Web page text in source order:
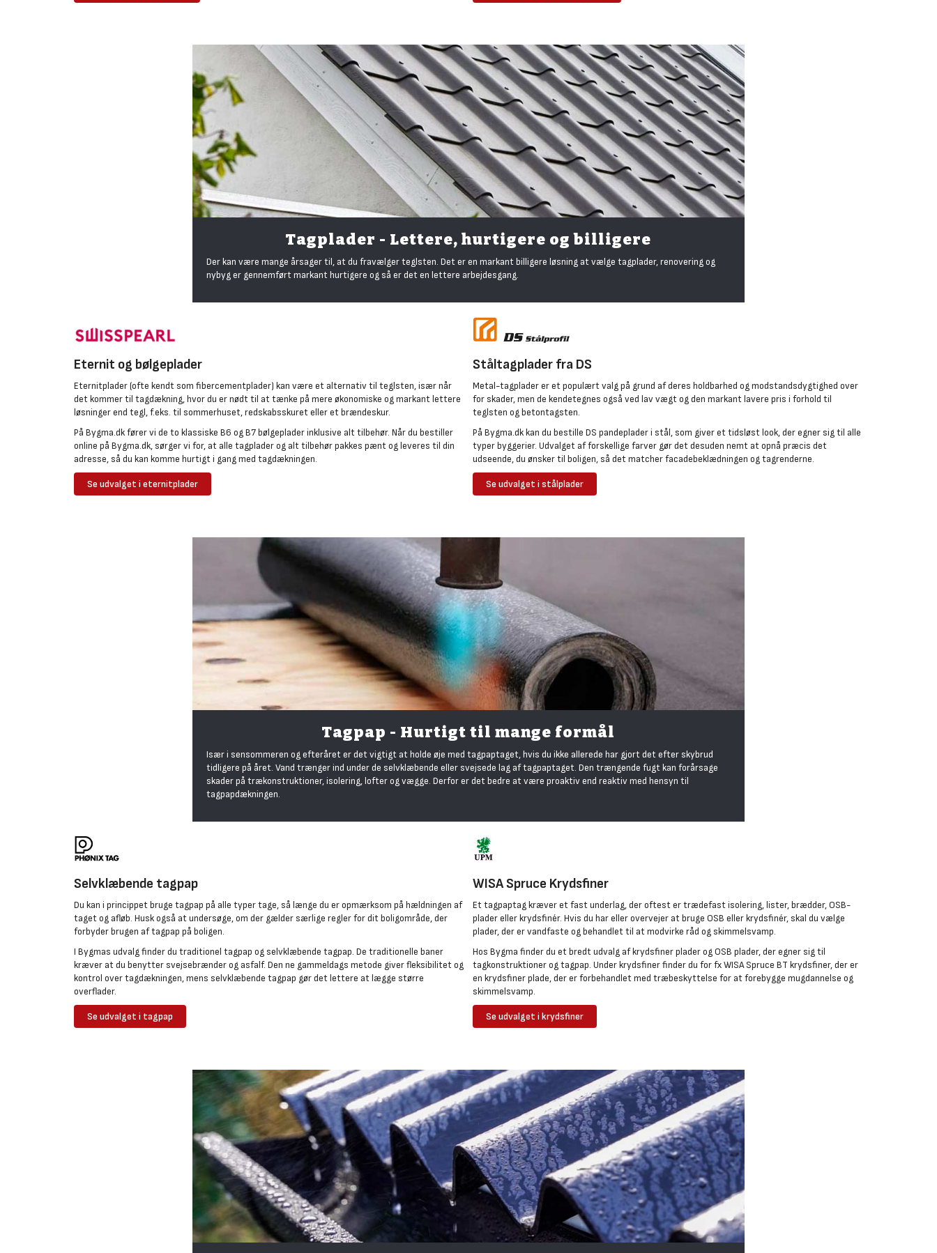
Tagplader - Lettere, hurtigere og billigere
Der kan være mange årsager til, at du fravælger teglsten. Det er en markant billigere løsning at vælge tagplader, renovering og
nybyg er gennemført markant hurtigere og så er det en lettere arbejdesgang.
Eternit og bølgeplader
Eternitplader (ofte kendt som fibercementplader) kan være et alternativ til teglsten, især når
det kommer til tagdækning, hvor du er nødt til at tænke på mere økonomiske og markant lettere
løsninger end tegl, f.eks. til sommerhuset, redskabsskuret eller et brændeskur.
På Bygma.dk fører vi de to klassiske B6 og B7 bølgeplader inklusive alt tilbehør. Når du bestiller
online på Bygma.dk, sørger vi for, at alle tagplader og alt tilbehør pakkes pænt og leveres til din
adresse, så du kan komme hurtigt i gang med tagdækningen.
Se udvalget i eternitplader
Ståltagplader fra DS
Metal-tagplader er et populært valg på grund af deres holdbarhed og modstandsdygtighed over
for skader, men de kendetegnes også ved lav vægt og den markant lavere pris i forhold til
teglsten og betontagsten.
På Bygma.dk kan du bestille DS pandeplader i stål, som giver et tidsløst look, der egner sig til alle
typer byggerier. Udvalget af forskellige farver gør det desuden nemt at opnå præcis det
udseende, du ønsker til boligen, så det matcher facadebeklædningen og tagrenderne.
Se udvalget i stålplader
Tagpap - Hurtigt til mange formål
Især i sensommeren og efteråret er det vigtigt at holde øje med tagpaptaget, hvis du ikke allerede har gjort det efter skybrud
tidligere på året. Vand trænger ind under de selvklæbende eller svejsede lag af tagpaptaget. Den trængende fugt kan forårsage
skader på trækonstruktioner, isolering, lofter og vægge. Derfor er det bedre at være proaktiv end reaktiv med hensyn til
tagpapdækningen.
Selvklæbende tagpap
Du kan i princippet bruge tagpap på alle typer tage, så længe du er opmærksom på hældningen af
taget og afløb. Husk også at undersøge, om der gælder særlige regler for dit boligområde, der
forbyder brugen af tagpap på boligen.
I Bygmas udvalg finder du traditionel tagpap og selvklæbende tagpap. De traditionelle baner
kræver at du benytter svejsebrænder og asfalf. Den ne gammeldags metode giver fleksibilitet og
kontrol over tagdækningen, mens selvklæbende tagpap gør det lettere at lægge større
overflader.
Se udvalget i tagpap
WISA Spruce Krydsfiner
Et tagpaptag kræver et fast underlag, der oftest er trædefast isolering, lister, brædder, OSB-
plader eller krydsfinér. Hvis du har eller overvejer at bruge OSB eller krydsfinér, skal du vælge
plader, der er vandfaste og behandlet til at modvirke råd og skimmelsvamp.
Hos Bygma finder du et bredt udvalg af krydsfiner plader og OSB plader, der egner sig til
tagkonstruktioner og tagpap. Under krydsfiner finder du for fx WISA Spruce BT krydsfiner, der er
en krydsfiner plade, der er forbehandlet med træbeskyttelse for at forebygge mugdannelse og
skimmelsvamp.
Se udvalget i krydsfiner